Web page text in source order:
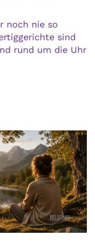
noch nie so
sind
rund um die Uhr